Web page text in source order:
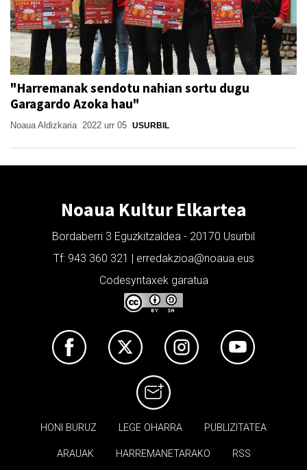
"Harremanak sendotu nahian sortu dugu
Garagardo Azoka hau"
Noaua Aldizkaria 2022 urr 05 USURBIL
Noaua Kultur Elkartea
Bordaberri 3 Eguzkitzaldea - 20170 Usurbil
Tf: 943 360 321 | erredakzioa@noaua.eus
Codesyntaxek garatua
HONI BURUZ LEGE OHARRA PUBLIZITATEA
ARAUAK HARREMANETARAKO RSS